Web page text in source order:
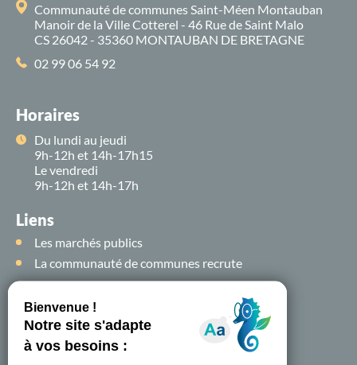
Communauté de communes Saint-Méen Montauban
Manoir de la Ville Cotterel - 46 Rue de Saint Malo
CS 26042 - 35360 MONTAUBAN DE BRETAGNE
02 99 06 54 92
Horaires
Du lundi au jeudi
9h-12h et 14h-17h15
Le vendredi
9h-12h et 14h-17h
Liens
Les marchés publics
La communauté de communes recrute
Suivez-nous sur
les
réseaux sociaux !